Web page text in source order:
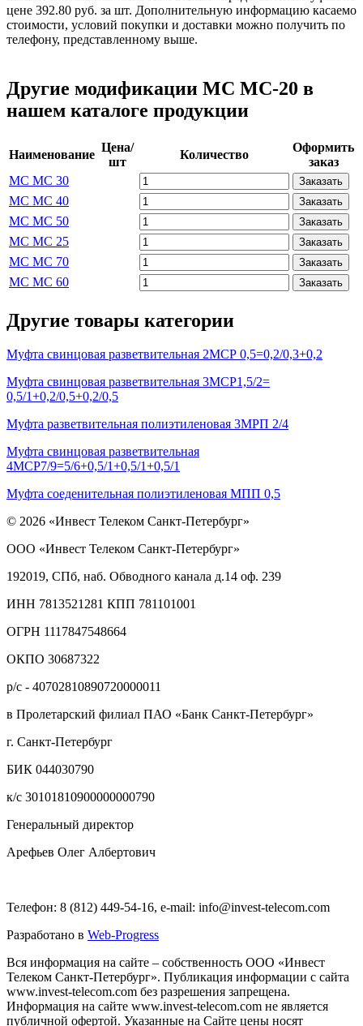
цене 392.80 руб. за шт. Дополнительную информацию касаемо
стоимости, условий покупки и доставки можно получить по
телефону, представленному выше.
Другие модификации МС МС-20 в
нашем каталоге продукции
Наименование
Цена/
шт
Количество
Оформить
заказ
МС МС 30
Заказать
МС МС 40 Заказать
МС МС 50 Заказать
МС МС 25 Заказать
МС МС 70 Заказать
МС МС 60 Заказать
Другие товары категории
Муфта свинцовая разветвительная 2МСР 0,5=0,2/0,3+0,2
Муфта свинцовая разветвительная 3МСР1,5/2=
0,5/1+0,2/0,5+0,2/0,5
Муфта разветвительная полиэтиленовая 3МРП 2/4
Муфта свинцовая разветвительная
4МСР7/9=5/6+0,5/1+0,5/1+0,5/1
Муфта соеденительная полиэтиленовая МПП 0,5
© 2026 «Инвест Телеком Санкт-Петербург»
ООО «Инвест Телеком Санкт-Петербург»
192019, СПб, наб. Обводного канала д.14 оф. 239
ИНН 7813521281 КПП 781101001
ОГРН 1117847548664
ОКПО 30687322
р/с - 40702810890720000011
в Пролетарский филиал ПАО «Банк Санкт-Петербург»
г. Санкт-Петербург
БИК 044030790
к/с 30101810900000000790
Генеральный директор
Арефьев Олег Албертович
Телефон: 8 (812) 449-54-16, e-mail: info@invest-telecom.com
Разработано в Web-Progress
Вся информация на сайте – собственность ООО «Инвест
Телеком Санкт-Петербург». Публикация информации с сайта
www.invest-telecom.com без разрешения запрещена.
Информация на сайте www.invest-telecom.com не является
публичной офертой. Указанные на Сайте цены носят